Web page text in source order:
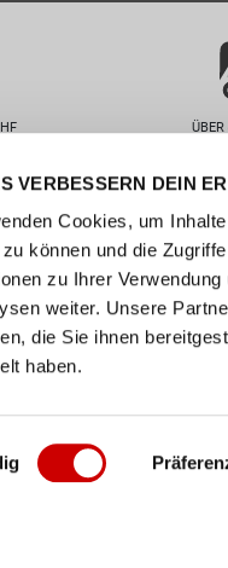
VERBESSERN DEIN
Cookies, um
können und die
zu Ihrer
weiter. Unsere
die Sie ihnen
haben.
Hilfe & FAQs
Zahlarten
Retouren
Newsletter